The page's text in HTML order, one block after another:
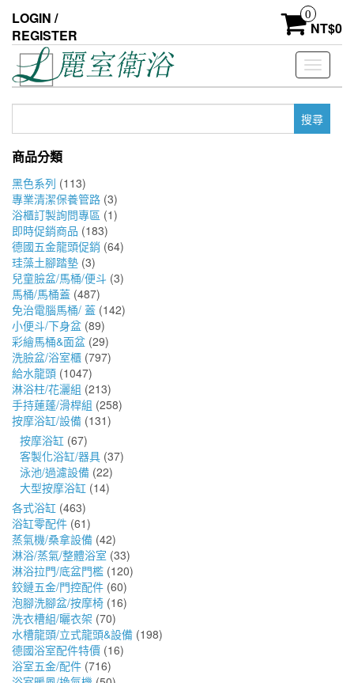
the
content
LOGIN /
REGISTER
0
NT$0
Toggle
鍵
商品分類
黑色系列 (113)
專業清潔保養管路 (3)
浴櫃訂製詢問專區 (1)
即時促銷商品 (183)
德國五金龍頭促銷 (64)
珪藻土腳踏墊 (3)
兒童臉盆/馬桶/便斗 (3)
馬桶/馬桶蓋 (487)
免治電腦馬桶/ 蓋 (142)
小便斗/下身盆 (89)
彩繪馬桶&面盆 (29)
洗臉盆/浴室櫃 (797)
給水龍頭 (1047)
淋浴柱/花灑組 (213)
手持蓮蓬/滑桿組 (258)
按摩浴缸/設備 (131)
按摩浴缸 (67)
客製化浴缸/器具 (37)
泳池/過濾設備 (22)
大型按摩浴缸 (14)
各式浴缸 (463)
浴缸零配件 (61)
蒸氣機/桑拿設備 (42)
淋浴/蒸氣/整體浴室 (33)
淋浴拉門/底盆門檻 (120)
鉸鏈五金/門控配件 (60)
泡腳洗腳盆/按摩椅 (16)
洗衣槽組/曬衣架 (70)
水槽龍頭/立式龍頭&設備 (198)
德國浴室配件特價 (16)
浴室五金/配件 (716)